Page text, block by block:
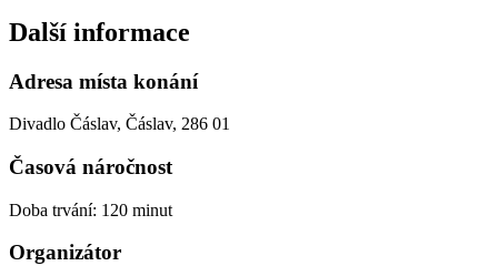
Další informace
Adresa místa konání
Divadlo Čáslav, Čáslav, 286 01
Časová náročnost
Doba trvání: 120 minut
Organizátor